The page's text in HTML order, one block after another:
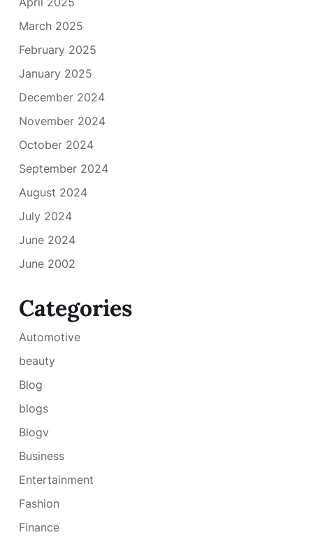
March 2025
February 2025
January 2025
December 2024
November 2024
October 2024
September 2024
August 2024
July 2024
June 2024
June 2002
Categories
Automotive
beauty
Blog
blogs
Blogv
Business
Entertainment
Fashion
Finance